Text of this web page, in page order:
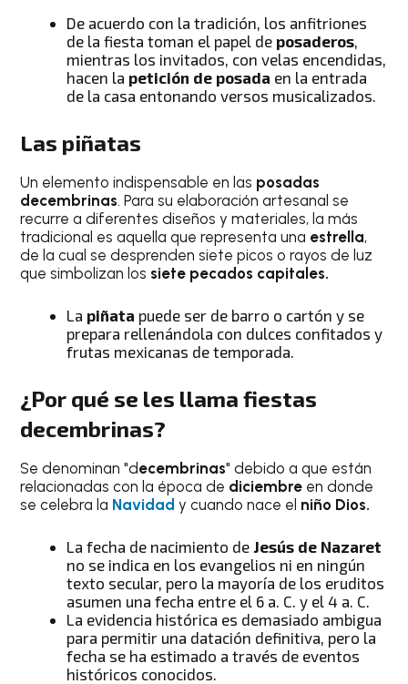
De acuerdo con la tradición, los anfitriones
de la fiesta toman el papel de posaderos
mientras los invitados, con velas encendidas,
hacen la petición de posada en la entrada
de la casa entonando versos musicalizados.
Las piñatas
Un elemento indispensable en las posadas
decembrinas. Para su elaboración artesanal se
recurre a diferentes diseños y materiales, la más
tradicional es aquella que representa una estrella,
de la cual se desprenden siete picos o rayos de luz
que simbolizan los siete pecados capitales.
La piñata puede ser de barro o cartón y se
prepara rellenándola con dulces confitados y
frutas mexicanas de temporada.
¿Por qué se les llama fiestas
decembrinas?
Se denominan "decembrinas" debido a que están
relacionadas con la época de diciembre en donde
se celebra la Navidady cuando nace el niño Dios.
La fecha de nacimiento de Jesús de Nazaret
no se indica en los evangelios ni en ningún
texto secular, pero la mayoría de los eruditos
asumen una fecha entre el 6 a. C. y el 4 a. C.
La evidencia histórica es demasiado ambigua
para permitir una datación definitiva, pero la
fecha se ha estimado a través de eventos
históricos conocidos.